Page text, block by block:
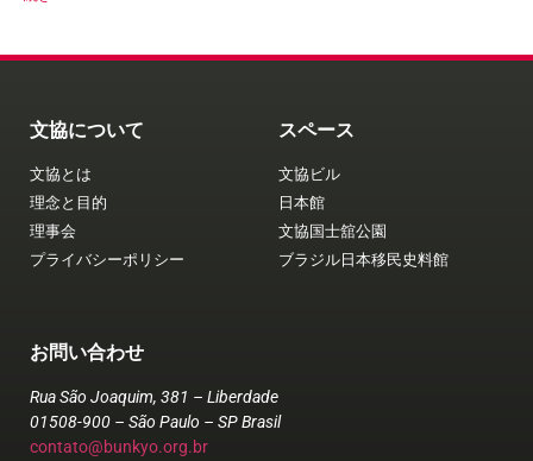
文協について
文協とは
理念と目的
理事会
プライバシーポリシー
スペース
文協ビル
日本館
文協国士舘公園
ブラジル日本移民史料館
お問い合わせ
Rua São Joaquim, 381 – Liberdade
01508-900 – São Paulo – SP Brasil
contato@bunkyo.org.br